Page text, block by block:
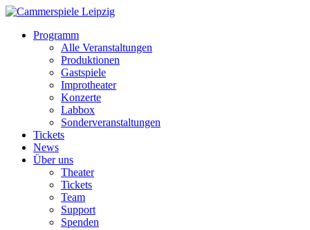
Programm
Alle Veranstaltungen
Produktionen
Gastspiele
Improtheater
Konzerte
Labbox
Sonderveranstaltungen
Tickets
News
Über uns
Theater
Tickets
Team
Support
Spenden